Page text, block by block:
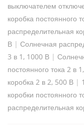
выключателем
коробка постоянного
распределительная
В | Солнечная
3 в 1, 1000 В |
постоянного тока 2 в
коробка 2 в 2, 500 В |
коробки постоянного
распределительная